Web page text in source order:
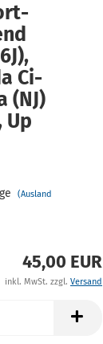
Ci­
(NJ)
Up
(Ausland
45,00 EUR
inkl. MwSt. zzgl. Versand